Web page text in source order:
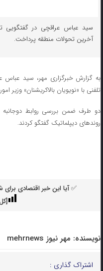
سید عباس عراقچی در گفتگویی
آخرین تحولات منطقه پرداخت.
به گزارش خبرگزاری مهر، سید عباس
تلفنی با «نویویان بالاکریشنان» وزیر
دو طرف ضمن بررسی روابط
روندهای دیپلماتیک گفتگو کردند.
✅ آیا این خبر اقتصادی برای
نویسنده: مهر نیوز mehrnews
اشتراک گذاری :